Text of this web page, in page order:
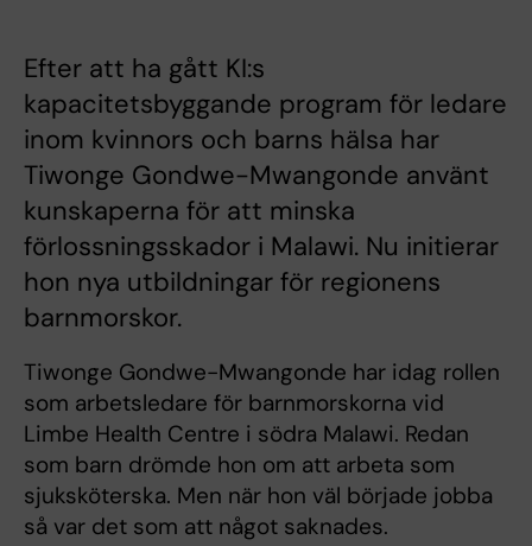
Efter att ha gått KI:s
kapacitetsbyggande program för ledare
inom kvinnors och barns hälsa har
Tiwonge Gondwe-Mwangonde använt
kunskaperna för att minska
förlossningsskador i Malawi. Nu initierar
hon nya utbildningar för regionens
barnmorskor.
Tiwonge Gondwe-Mwangonde har idag rollen
som arbetsledare för barnmorskorna vid
Limbe Health Centre i södra Malawi. Redan
som barn drömde hon om att arbeta som
sjuksköterska. Men när hon väl började jobba
så var det som att något saknades.